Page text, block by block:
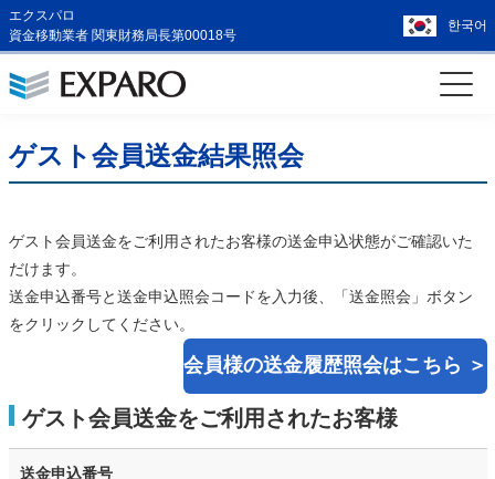
エクスパロ
資金移動業者 関東財務局長第00018号
한국어
ゲスト会員送金結果照会
ゲスト会員送金をご利用されたお客様の送金申込状態がご確認いた
だけます。
送金申込番号と送金申込照会コードを入力後、「送金照会」ボタン
をクリックしてください。
会員様の送金履歴照会はこちら ＞
ゲスト会員送金をご利用されたお客様
送金申込番号